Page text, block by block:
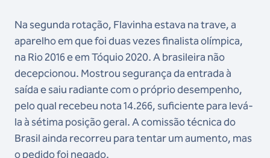
Na segunda rotação, Flavinha estava na trave, a
aparelho em que foi duas vezes finalista olímpica,
na Rio 2016 e em Tóquio 2020. A brasileira não
decepcionou. Mostrou segurança da entrada à
saída e saiu radiante com o próprio desempenho,
pelo qual recebeu nota 14.266, suficiente para levá-
la à sétima posição geral. A comissão técnica do
Brasil ainda recorreu para tentar um aumento, mas
o pedido foi negado.